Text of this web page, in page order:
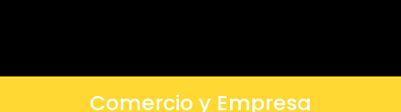
Comercio y Empresa